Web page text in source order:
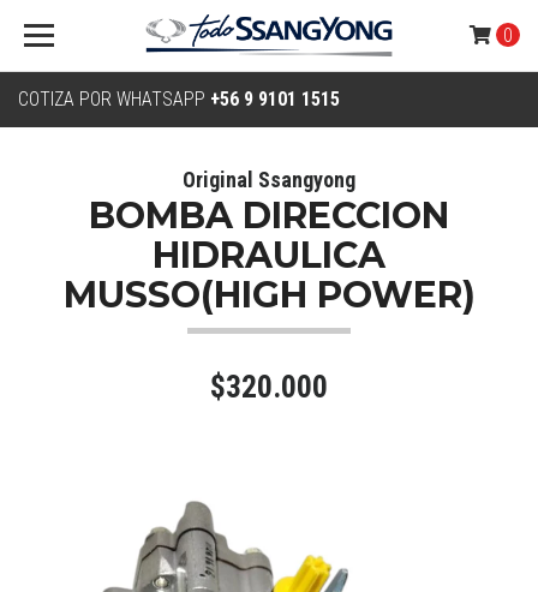
COTIZA POR WHATSAPP +56 9 9101 1515
0
Original Ssangyong
BOMBA DIRECCION
HIDRAULICA
MUSSO(HIGH POWER)
$320.000